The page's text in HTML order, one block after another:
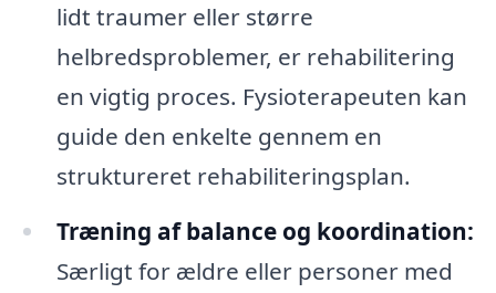
lidt traumer eller større
helbredsproblemer, er rehabilitering
en vigtig proces. Fysioterapeuten kan
guide den enkelte gennem en
struktureret rehabiliteringsplan.
Træning af balance og koordination:
Særligt for ældre eller personer med